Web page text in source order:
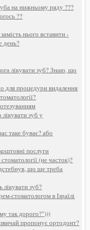
на нижньому ряду ???
??
нього вставити -
день?
лікувати зуб? Знаю, що
для процедури видалення
зуб у
таке буває? або
послуги
(не часток)?
що ще треба
зуб?
стоматологом в Ізраїлі
так дорого?")))
пропонує ортодонт?